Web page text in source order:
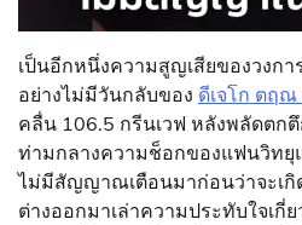
เป็นอีกหนึ่งความสูญเสียของวงก
อย่างไม่มีวันกลับของ ดีเจโก ตฤณ
คลื่น 106.5 กรีนเวฟ หลังพลัดตก
ท่ามกลางความช็อกของแฟนวิทยุ
ไม่มีสัญญาณเตือนมาก่อนว่าจะเ
ต่างออกมาเล่าความประทับใจเกี่